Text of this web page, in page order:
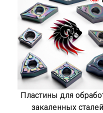
Пластины для
закаленных сталей